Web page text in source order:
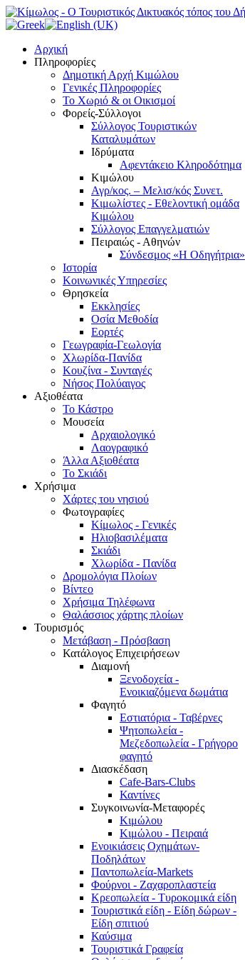
Αρχική
Πληροφορίες
Δημοτική Αρχή Κιμώλου
Γενικές Πληροφορίες
Το Xωριό & οι Οικισμοί
Φορείς-Σύλλογοι
Σύλλογος Τουριστικών
Καταλυμάτων
Ιδρύματα
Αφεντάκειο Κληροδότημα
Κιμώλου
Αγρ/κος. – Μελισ/κός Συνετ.
Κιμωλίστες - Εθελοντική ομάδα
Κιμώλου
Σύλλογος Επαγγελματιών
Πειραιώς - Αθηνών
Σύνδεσμος «Η Οδηγήτρια»
Ιστορία
Κοινωνικές Υπηρεσίες
Θρησκεία
Εκκλησίες
Οσία Μεθοδία
Εορτές
Γεωγραφία-Γεωλογία
Χλωρίδα-Πανίδα
Κουζίνα - Συνταγές
Νήσος Πολύαιγος
Αξιοθέατα
Το Κάστρο
Μουσεία
Αρχαιολογικό
Λαογραφικό
Άλλα Αξιοθέατα
Το Σκιάδι
Χρήσιμα
Χάρτες του νησιού
Φωτογραφίες
Κίμωλος - Γενικές
Ηλιοβασιλέματα
Σκιάδι
Χλωρίδα - Πανίδα
Δρομολόγια Πλοίων
Βίντεο
Χρήσιμα Τηλέφωνα
Θαλάσσιος χάρτης πλοίων
Τουρισμός
Μετάβαση - Πρόσβαση
Κατάλογος Επιχειρήσεων
Διαμονή
Ξενοδοχεία -
Ενοικιαζόμενα δωμάτια
Φαγητό
Εστιατόρια - Ταβέρνες
Ψητοπωλεία -
Μεζεδοπωλεία - Γρήγορο
φαγητό
Διασκέδαση
Cafe-Bars-Clubs
Καντίνες
Συγκοινωνία-Μεταφορές
Κιμώλου
Κιμώλου - Πειραιά
Ενοικιάσεις Οχημάτων-
Ποδηλάτων
Παντοπωλεία-Markets
Φούρνοι - Ζαχαροπλαστεία
Κρεοπωλεία - Τυροκομικά είδη
Τουριστικά είδη - Είδη δώρων -
Είδη σπιτιού
Καύσιμα
Τουριστικά Γραφεία